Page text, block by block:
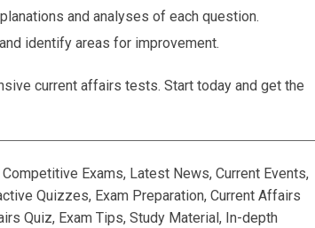
and analyses of each question.
identify areas for improvement.
current affairs tests. Start today and get the
Exams, Latest News, Current Events,
Quizzes, Exam Preparation, Current Affairs
Quiz, Exam Tips, Study Material, In-depth